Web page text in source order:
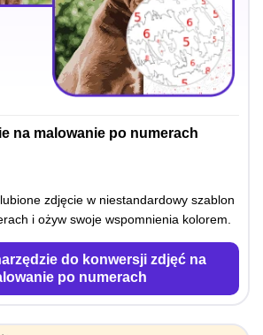
na malowanie po numerach
zdjęcie w niestandardowy szablon
i ożyw swoje wspomnienia kolorem.
do konwersji zdjęć na
po numerach